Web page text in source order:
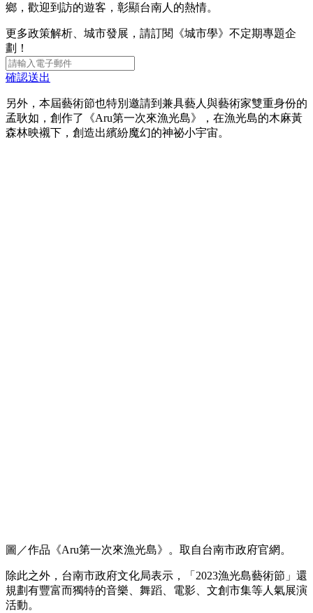
鄉，歡迎到訪的遊客，彰顯台南人的熱情。
更多政策解析、城市發展，請訂閱《城市學》不定期專題企
劃！
確認送出
另外，本屆藝術節也特別邀請到兼具藝人與藝術家雙重身份的
孟耿如，創作了《Aru第一次來漁光島》，在漁光島的木麻黃
森林映襯下，創造出繽紛魔幻的神祕小宇宙。
圖／作品《Aru第一次來漁光島》。取自台南市政府官網。
除此之外，台南市政府文化局表示，「2023漁光島藝術節」還
規劃有豐富而獨特的音樂、舞蹈、電影、文創市集等人氣展演
活動。